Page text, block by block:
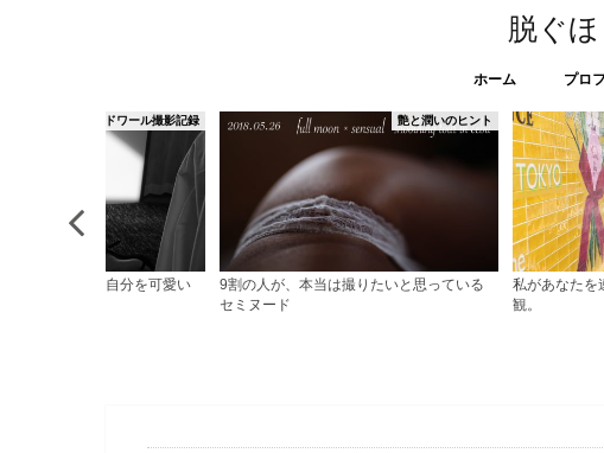
脱ぐ
ホーム プロ
艶と潤いのヒント
本当は撮りたいと思っている
夢の叶え方
私があなたを連れていきたい理想の世界
観。
「調べすぎて
た。」